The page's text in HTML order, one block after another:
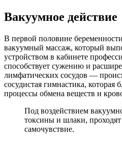
Вакуумное действие
В первой половине
вакуумный массаж, который
устройством в кабинете
способствует сужению и
лимфатических сосудов —
сосудистая гимнастика, которая
процессы обмена веществ и
Под воздействием
токсины и шлаки,
самочувствие.